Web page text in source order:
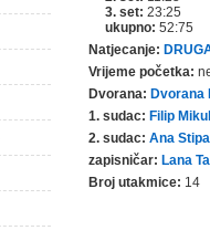
3. set: 23:25
ukupno: 52:75
Natjecanje:
Vrijeme početka:
Dvorana: Dvorana
1. sudac: Filip
2. sudac: Ana
zapisničar: Lana
Broj utakmice: 14